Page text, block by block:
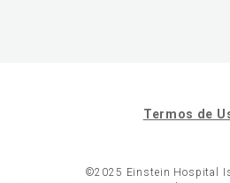
Termos de
©2025 Einstein Hospital